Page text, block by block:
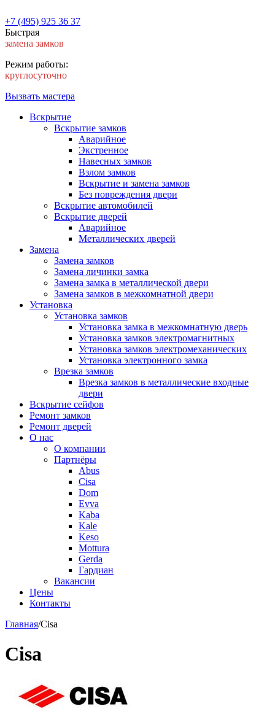
+7 (495) 925 36 37
Быстрая
замена замков
Режим работы:
круглосуточно
Вызвать мастера
Вскрытие
Вскрытие замков
Аварийное
Экстренное
Навесных замков
Взлом замков
Вскрытие и замена замков
Без повреждения двери
Вскрытие автомобилей
Вскрытие дверей
Аварийное
Металлических дверей
Замена
Замена замков
Замена личинки замка
Замена замка в металлической двери
Замена замков в межкомнатной двери
Установка
Установка замков
Установка замка в межкомнатную дверь
Установка замков электромагнитных
Установка замков электромеханических
Установка электронного замка
Врезка замков
Врезка замков в металлические входные
двери
Вскрытие сейфов
Ремонт замков
Ремонт дверей
О нас
О компании
Партнёры
Abus
Cisa
Dom
Evva
Kaba
Kale
Keso
Mottura
Gerda
Гардиан
Вакансии
Цены
Контакты
Главная/Cisa
Cisa